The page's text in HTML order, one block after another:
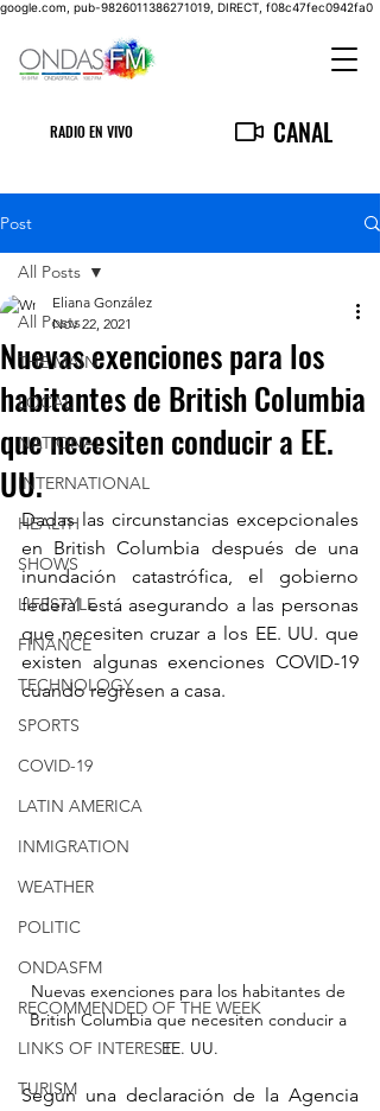
google.com, pub-9826011386271019, DIRECT, f08c47fec0942fa0
RADIO EN VIVO CANAL
Post
All Posts
THE MAIN
LOCAL
NATIONAL
INTERNATIONAL
HEALTH
SHOWS
LIFESTYLE
FINANCE
TECHNOLOGY
SPORTS
COVID-19
LATIN AMERICA
INMIGRATION
WEATHER
POLITIC
ONDASFM
RECOMMENDED OF THE WEEK
LINKS OF INTEREST
TURISM
All Posts
Nuevas exenciones para los
habitantes de British Columbia
que necesiten conducir a EE.
UU.
Eliana González
Nov 22, 2021
Dadas las circunstancias excepcionales
en British Columbia después de una
inundación catastrófica, el gobierno
federal está asegurando a las personas
que necesiten cruzar a los EE. UU. que
existen algunas exenciones COVID-19
cuando regresen a casa.
Nuevas exenciones para los habitantes de
British Columbia que necesiten conducir a
EE. UU.
Según una declaración de la Agencia